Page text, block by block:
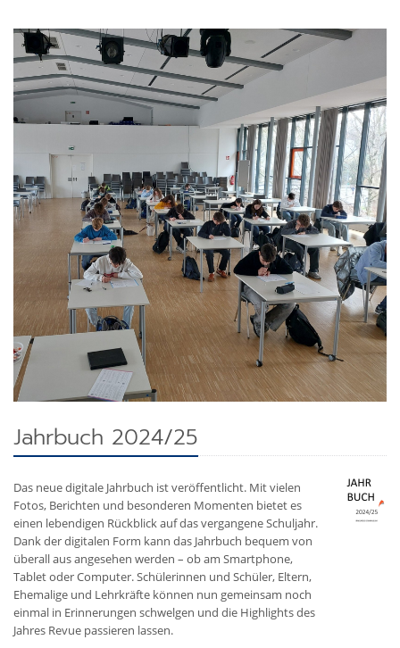
Jahrbuch 2024/25
Das neue digitale Jahrbuch ist veröffentlicht. Mit vielen
Fotos, Berichten und besonderen Momenten bietet es
einen lebendigen Rückblick auf das vergangene Schuljahr.
Dank der digitalen Form kann das Jahrbuch bequem von
überall aus angesehen werden – ob am Smartphone,
Tablet oder Computer. Schülerinnen und Schüler, Eltern,
Ehemalige und Lehrkräfte können nun gemeinsam noch
einmal in Erinnerungen schwelgen und die Highlights des
Jahres Revue passieren lassen.